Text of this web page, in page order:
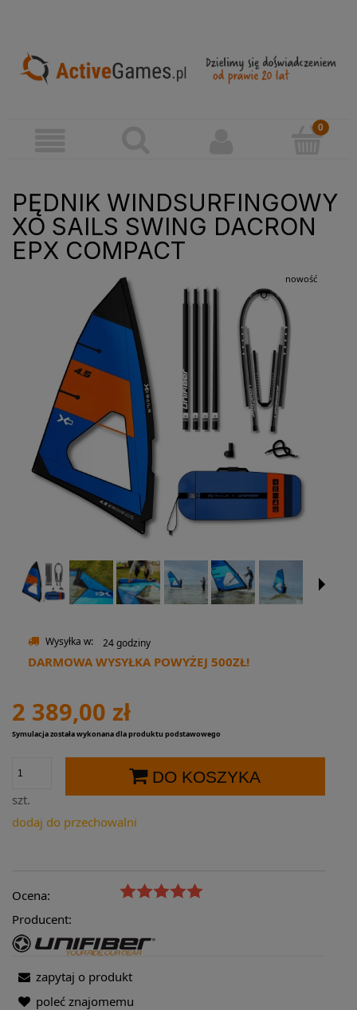
PĘDNIK WINDSURFINGOWY
XO SAILS SWING DACRON
EPX COMPACT
nowość
Wysyłka w: 24 godziny
DARMOWA WYSYŁKA POWYŻEJ 500ZŁ!
2 389,00 zł
Symulacja została wykonana dla produktu podstawowego
szt.
DO KOSZYKA
dodaj do przechowalni
Ocena:
Producent:
zapytaj o produkt
poleć znajomemu